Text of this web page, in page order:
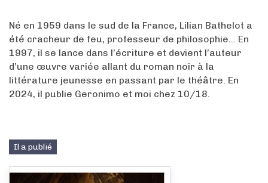
Né en 1959 dans le sud de la France, Lilian Bathelot a
été cracheur de feu, professeur de philosophie… En
1997, il se lance dans l’écriture et devient l’auteur
d’une œuvre variée allant du roman noir à la
littérature jeunesse en passant par le théâtre. En
2024, il publie Geronimo et moi chez 10/18.
Il a publié